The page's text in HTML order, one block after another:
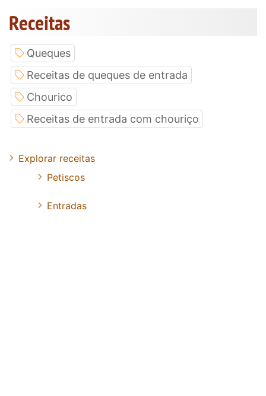
Receitas
Queques
Receitas de queques de entrada
Chourico
Receitas de entrada com chouriço
Explorar receitas
Petiscos
Entradas